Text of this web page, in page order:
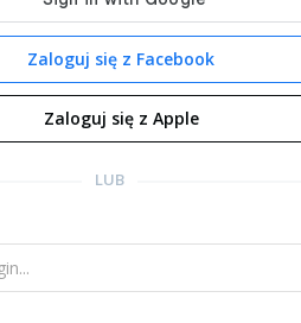
Zaloguj się z Facebook
Zaloguj się z Apple
LUB